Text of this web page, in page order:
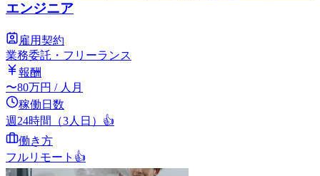
エンジニア
雇用契約
業務委託・フリーランス
報酬
〜80万円 / 人月
稼働日数
週24時間（3人日） 👍
働き方
フルリモート 👍